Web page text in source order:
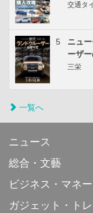
交通タ
5
ニュ
ーザ
三栄
一覧へ
ニュース
総合・文藝
ビジネス・マネー
ガジェット・ト